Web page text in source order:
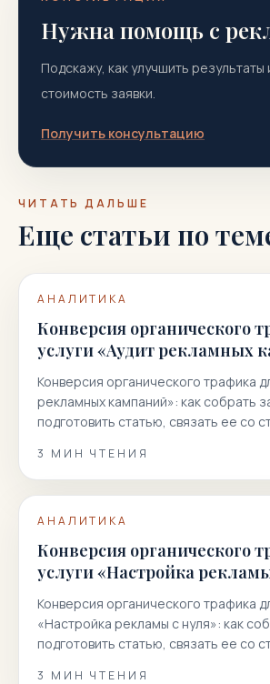
Нужна помощь с
Подскажу, как улучшить результаты
стоимость заявки.
Получить консультацию
ЧИТАТЬ ДАЛЬШЕ
Еще статьи по
АНАЛИТИКА
Конверсия органического
услуги «Аудит рекламных
Конверсия органического трафика
рекламных кампаний»: как собрать
подготовить статью, связать ее со
3 МИН ЧТЕНИЯ
АНАЛИТИКА
Конверсия органического
услуги «Настройка
Конверсия органического трафика
«Настройка рекламы с нуля»: как
подготовить статью, связать ее со
3 МИН ЧТЕНИЯ